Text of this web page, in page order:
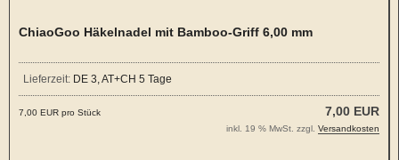
ChiaoGoo Häkelnadel mit Bamboo-Griff 6,00 mm
Lieferzeit: DE 3, AT+CH 5 Tage
7,00 EUR
7,00 EUR pro Stück
inkl. 19 % MwSt. zzgl. Versandkosten